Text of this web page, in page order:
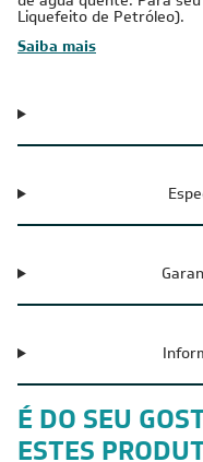
Liquefeito de Petróleo).
Saiba mais
É DO SEU
ESTES